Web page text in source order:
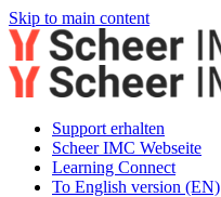
Skip to main content
Support erhalten
Scheer IMC Webseite
Learning Connect
To English version (EN)